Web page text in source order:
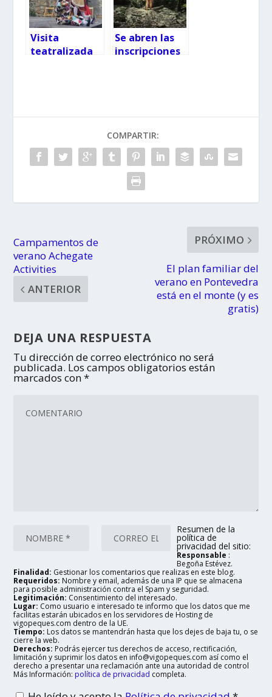
gratis)
Visita
teatralizada
Vigo de 1719
Se abren las
inscripciones
COMPARTIR:
Campamentos de
verano Achegate
Activities
ANTERIOR
PRÓXIMO
El plan familiar del
verano en Pontevedra
está en el monte (y es
gratis)
DEJA UNA RESPUESTA
Tu dirección de correo electrónico no será
publicada. Los campos obligatorios están
marcados con*
Resumen de la
política de
privacidad del sitio:
Responsable :
Begoña Estévez.
Finalidad: Gestionar los comentarios que realizas en este blog.
Requeridos: Nombre y email, además de una IP que se almacena
para posible administración contra el Spam y seguridad.
Legitimación: Consentimiento del interesado.
Lugar: Como usuario e interesado te informo que los datos que me
facilitas estarán ubicados en los servidores de Hosting de
vigopeques.com dentro de la UE.
Tiempo: Los datos se mantendrán hasta que los dejes de baja tu, o se
cierre la web.
Derechos: Podrás ejercer tus derechos de acceso, rectificación,
limitación y suprimir los datos en info@vigopeques.com así como el
derecho a presentar una reclamación ante una autoridad de control
Más Información: política de privacidad completa.